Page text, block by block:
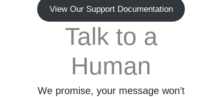
View Our Support Documentation
Talk to a
Human
We promise, your message won’t